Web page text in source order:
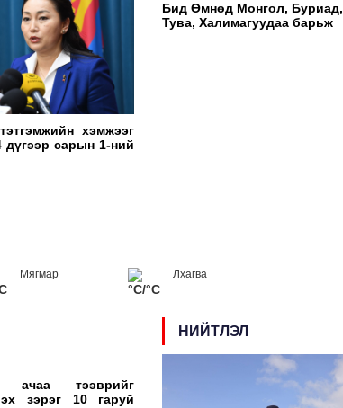
хэмжээг
дүгээр сарын 1-ний
Бид Өмнөд Монгол, Буриад,
Тува, Халимагуудаа барьж
Мягмар Лхагва
°C/°C
ачаа тээврийг
зэрэг 10 гаруй
НИЙТЛЭЛ